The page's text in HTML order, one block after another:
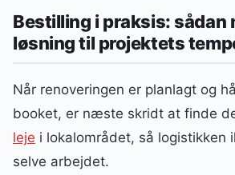
Bestilling i praksis: sådan
løsning til projektets
Når renoveringen er planlagt og
booket, er næste skridt at finde
leje i lokalområdet, så logistikken
selve arbejdet.